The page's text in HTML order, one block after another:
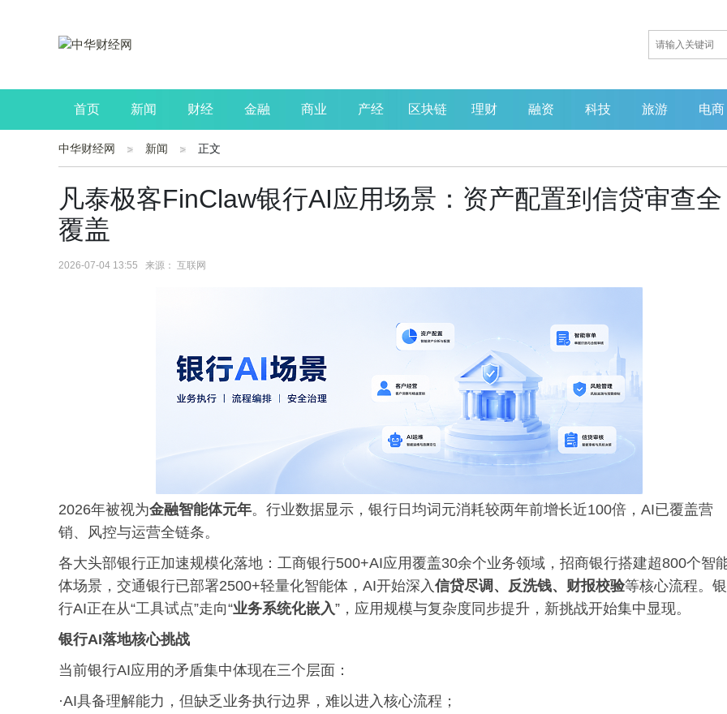
首页 新闻 财经 金融 商业 产经 区块链 理财 融资 科技 旅游 电商
公司 生活 读书
中华财经网 新闻 正文
凡泰极客FinClaw银行AI应用场景：资产配置到信贷审查全
覆盖
2026-07-04 13:55 来源： 互联网
2026年被视为金融智能体元年。行业数据显示，银行日均词元消耗较两年前增长近100倍，AI已覆盖营
销、风控与运营全链条。
各大头部银行正加速规模化落地：工商银行500+AI应用覆盖30余个业务领域，招商银行搭建超800个智
体场景，交通银行已部署2500+轻量化智能体，AI开始深入信贷尽调、反洗钱、财报校验等核心流程。银
行AI正在从“工具试点”走向“业务系统化嵌入”，应用规模与复杂度同步提升，新挑战开始集中显现。
银行AI落地核心挑战
当前银行AI应用的矛盾集中体现在三个层面：
·AI具备理解能力，但缺乏业务执行边界，难以进入核心流程；